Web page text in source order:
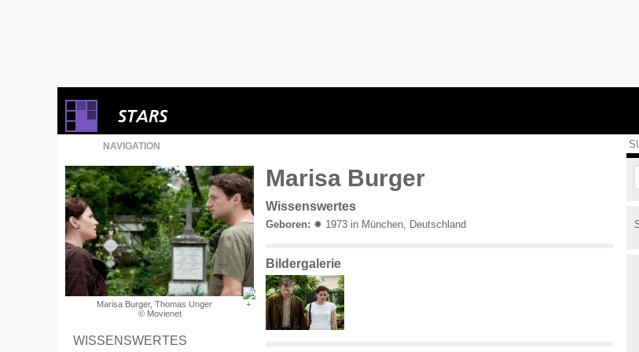
NAVIGATION
Marisa Burger, Thomas Unger
© Movienet
WISSENSWERTES
Marisa Burger
Wissenswertes
Geboren: ✹ 1973 in München, Deutschland
Bildergalerie